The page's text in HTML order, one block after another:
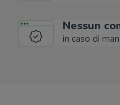
Nessun
in caso di